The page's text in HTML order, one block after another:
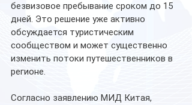
безвизовое пребывание сроком до 15
дней. Это решение уже активно
обсуждается туристическим
сообществом и может существенно
изменить потоки путешественников в
регионе.
Согласно заявлению МИД Китая,